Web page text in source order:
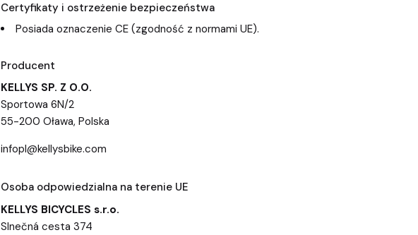
Certyfikaty i ostrzeżenie bezpieczeństwa
Posiada oznaczenie CE (zgodność z normami UE).
Producent
KELLYS SP. Z O.O.
Sportowa 6N/2
55-200 Oława, Polska
infopl@kellysbike.com
Osoba odpowiedzialna na terenie UE
KELLYS BICYCLES s.r.o.
Slnečná cesta 374